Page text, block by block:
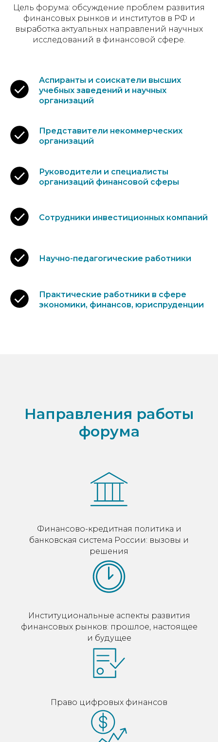
Цель форума: обсуждение проблем развития
финансовых рынков и институтов в РФ и
выработка актуальных направлений научных
исследований в финансовой сфере.
Аспиранты и соискатели высших
учебных заведений и научных
организаций
Представители некоммерческих
организаций
Руководители и специалисты
организаций финансовой сферы
Сотрудники инвестиционных компаний
Научно-педагогические работники
Практические работники в сфере
экономики, финансов, юриспруденции
Направления работы
форума
Финансово-кредитная политика и
банковская система России: вызовы и
решения
Институциональные аспекты развития
финансовых рынков: прошлое, настоящее
и будущее
Право цифровых финансов